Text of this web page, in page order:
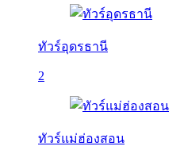
ทัวร์อุดรธานี
2
ทัวร์แม่ฮ่องสอน